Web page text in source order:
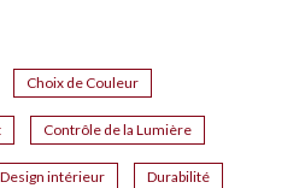
Choix de Couleur
Contrôle de la Lumière
Design intérieur Durabilité